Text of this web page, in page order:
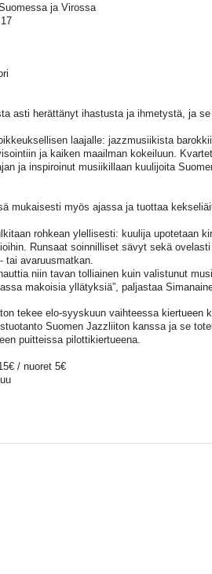
ja Virossa
asti herättänyt ihastusta ja ihmetystä, ja
laajalle: jazzmusiikista
ja kaiken maailman kokeiluun.
ja inspiroinut musiikillaan kuulijoita
mukaisesti myös ajassa ja tuottaa
rohkean ylellisesti: kuulija upotetaan
Runsaat soinnilliset sävyt sekä
avaruusmatkan.
niin tavan tolliainen kuin valistunut
makoisia yllätyksiä”, paljastaa
tekee elo-syyskuun vaihteessa kiertueen
Suomen Jazzliiton kanssa ja se
puitteissa pilottikiertueena.
/ nuoret 5€